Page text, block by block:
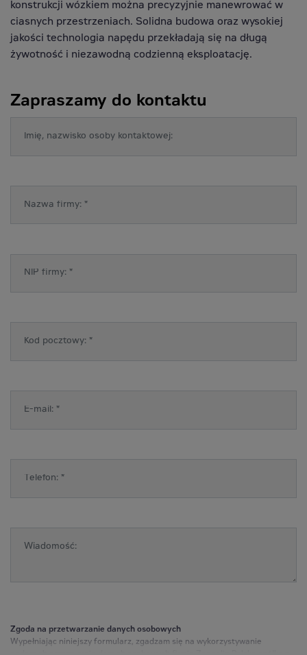
konstrukcji wózkiem można precyzyjnie manewrować w
ciasnych przestrzeniach. Solidna budowa oraz wysokiej
jakości technologia napędu przekładają się na długą
żywotność i niezawodną codzienną eksploatację.
Zapraszamy do kontaktu
Zgoda na przetwarzanie danych osobowych
Wypełniając niniejszy formularz, zgadzam się na wykorzystywanie